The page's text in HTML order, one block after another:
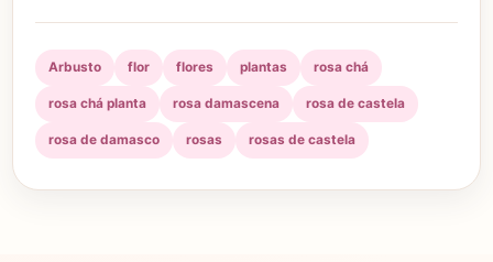
Arbusto flor flores plantas rosa chá
rosa chá planta rosa damascena rosa de castela
rosa de damasco rosas rosas de castela